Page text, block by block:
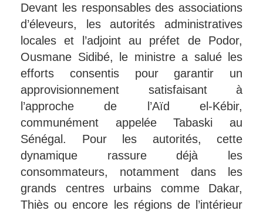
Devant les responsables des associations
d’éleveurs, les autorités administratives
locales et l’adjoint au préfet de Podor,
Ousmane Sidibé, le ministre a salué les
efforts consentis pour garantir un
approvisionnement satisfaisant à
l’approche de l’Aïd el-Kébir,
communément appelée Tabaski au
Sénégal. Pour les autorités, cette
dynamique rassure déjà les
consommateurs, notamment dans les
grands centres urbains comme Dakar,
Thiès ou encore les régions de l’intérieur